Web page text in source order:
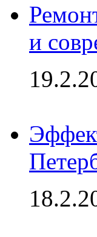
и